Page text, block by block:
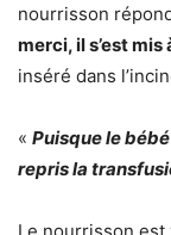
nourrisson
merci, il s’est mis
inséré dans
« Puisque le
repris la